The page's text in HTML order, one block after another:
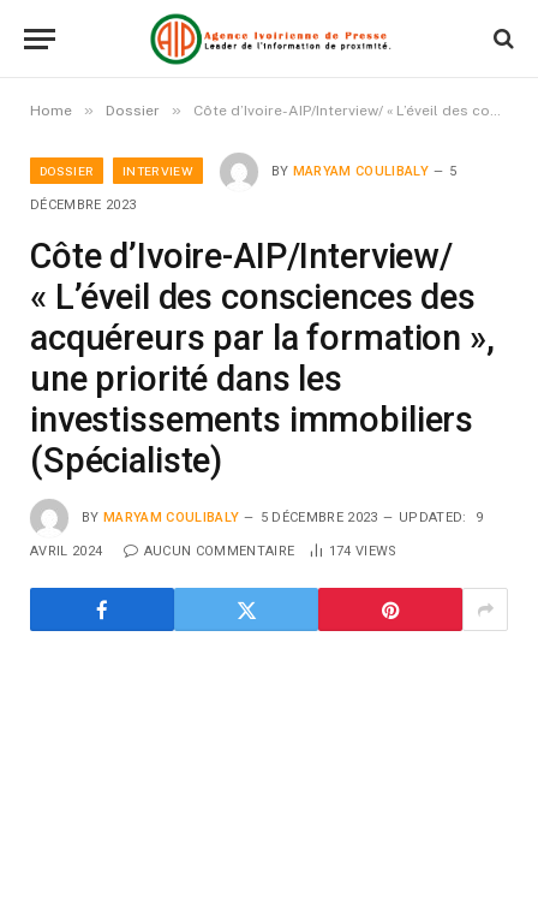
Home » Dossier » Côte d’Ivoire-AIP/Interview/ « L’éveil des consciences des acquéreurs par la formation », une priorité dans les investissements immobiliers (Spécialiste)
DOSSIER INTERVIEW BY MARYAM COULIBALY 5
DÉCEMBRE 2023
Côte d’Ivoire-AIP/Interview/
« L’éveil des consciences des
acquéreurs par la formation »,
une priorité dans les
investissements immobiliers
(Spécialiste)
BY MARYAM COULIBALY 5 DÉCEMBRE 2023 UPDATED: 9
AVRIL 2024 AUCUN COMMENTAIRE 174 VIEWS